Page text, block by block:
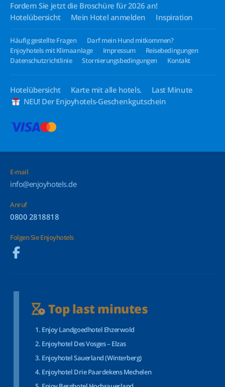
Fordern Sie jetzt die Broschüre für 2026 an!
Hotelübersicht
Mein Hotel anmelden Inspiration
Häufig gestellte Fragen
Darf mein Hund mitkommen?
Enjoyhotels mit Klimaanlage
Impressum
Reisebedingungen
Datenschutzrichtlinie
Stornierungsbedingungen Kontakt
Hotelübersicht Karte mit alle hotels.
Last Minute
NEU! Der Enjoyhotels-Geschenkgutschein
E-mail
info@enjoyhotels.de
Anruf
0800 2818818
Folgen Sie Enjoyhotels
Top last minutes
Enjoy Landgoedhotel Ehzerwold
Enjoyhotel Des Vosges – Elzas
Enjoyhotel Sauerland (Winterberg)
Enjoyhotel Drie Paardekens Mechelen